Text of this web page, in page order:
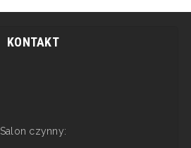
KONTAKT
Salon czynny: